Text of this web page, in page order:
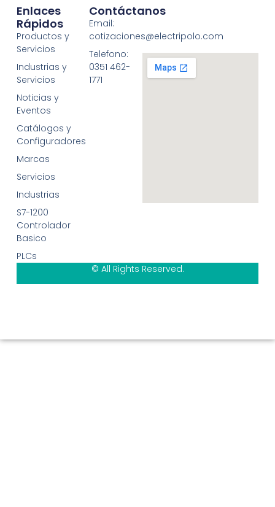
Enlaces
Rápidos
Productos y
Servicios
Industrias y
Servicios
Noticias y
Eventos
Catálogos y
Configuradores
Marcas
Servicios
Industrias
S7-1200
Controlador
Basico
PLCs
Contáctanos
Email:
cotizaciones@electripolo.com
Telefono:
0351 462-
1771
© All Rights Reserved.